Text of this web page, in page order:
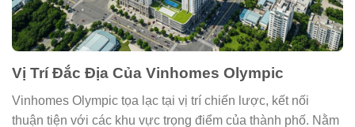
Vị Trí Đắc Địa Của Vinhomes Olympic
Vinhomes Olympic tọa lạc tại vị trí chiến lược, kết nối
thuận tiện với các khu vực trọng điểm của thành phố. Nằm